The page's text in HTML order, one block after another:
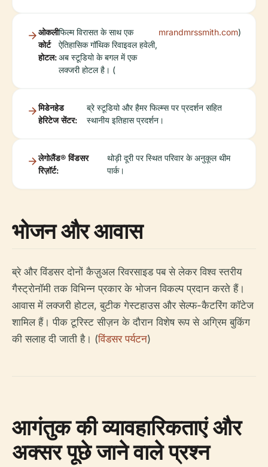
ओकली
कोर्ट
होटल:
फिल्म विरासत के साथ एक
ऐतिहासिक गॉथिक रिवाइवल हवेली,
अब स्टूडियो के बगल में एक
लक्जरी होटल है। (
mrandmrssmith.com)
मिडेनहेड
हेरिटेज सेंटर:
ब्रे स्टूडियो और हैमर फिल्म्स पर प्रदर्शन सहित
स्थानीय इतिहास प्रदर्शन।
लेगोलैंड® विंडसर
रिज़ॉर्ट:
थोड़ी दूरी पर स्थित परिवार के अनुकूल थीम
पार्क।
भोजन और आवास
ब्रे और विंडसर दोनों कैज़ुअल रिवरसाइड पब से लेकर विश्व स्तरीय
गैस्ट्रोनॉमी तक विभिन्न प्रकार के भोजन विकल्प प्रदान करते हैं।
आवास में लक्जरी होटल, बुटीक गेस्टहाउस और सेल्फ-कैटरिंग कॉटेज
शामिल हैं। पीक टूरिस्ट सीज़न के दौरान विशेष रूप से अग्रिम बुकिंग
की सलाह दी जाती है। (विंडसर पर्यटन)
आगंतुक की व्यावहारिकताएं और
अक्सर पूछे जाने वाले प्रश्न